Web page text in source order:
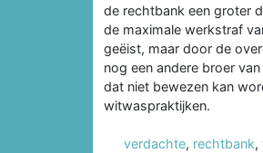
de rechtbank een groter
de maximale werkstraf
geëist, maar door de
nog een andere broer
dat niet bewezen kan
witwaspraktijken.
verdachte, rechtbank,